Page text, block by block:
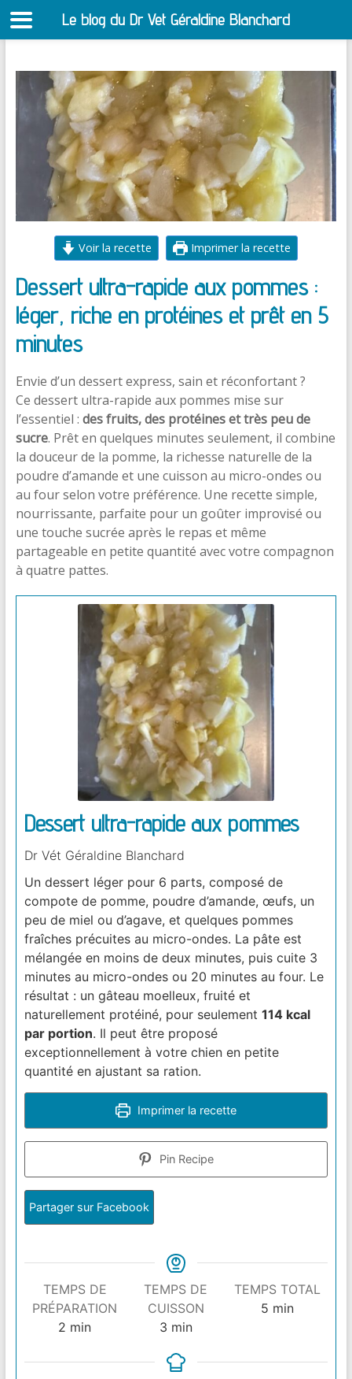
contenu
Voir la recette Imprimer la recette
Dessert ultra-rapide aux pommes :
léger, riche en protéines et prêt en 5
minutes
Envie d’un dessert express, sain et réconfortant ?
Ce dessert ultra-rapide aux pommes mise sur
l’essentiel : des fruits, des protéines et très peu de
sucre. Prêt en quelques minutes seulement, il combine
la douceur de la pomme, la richesse naturelle de la
poudre d’amande et une cuisson au micro-ondes ou
au four selon votre préférence. Une recette simple,
nourrissante, parfaite pour un goûter improvisé ou
une touche sucrée après le repas et même
partageable en petite quantité avec votre compagnon
à quatre pattes.
Dessert ultra-rapide aux pommes
Dr Vét Géraldine Blanchard
Un dessert léger pour 6 parts, composé de
compote de pomme, poudre d’amande, œufs, un
peu de miel ou d’agave, et quelques pommes
fraîches précuites au micro-ondes. La pâte est
mélangée en moins de deux minutes, puis cuite 3
minutes au micro-ondes ou 20 minutes au four. Le
résultat : un gâteau moelleux, fruité et
naturellement protéiné, pour seulement 114 kcal
par portion. Il peut être proposé
exceptionnellement à votre chien en petite
quantité en ajustant sa ration.
Imprimer la recette
Pin Recipe
Partager sur Facebook
TEMPS DE
PRÉPARATION
2 minutes
min
TEMPS DE
CUISSON
3minutes
min
TEMPS TOTAL
5minutes
min
Le blog du Dr Vet Géraldine Blanchard